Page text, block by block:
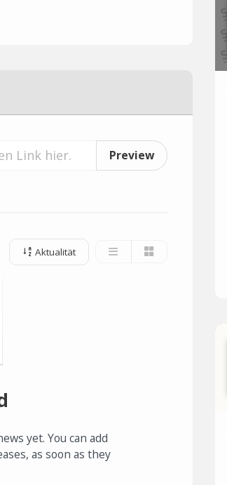
Preview
Aktualität
yet. You can add
as soon as they